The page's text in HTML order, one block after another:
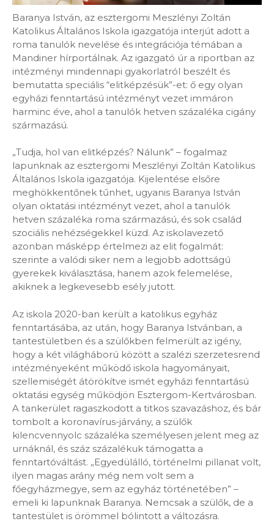
Baranya István, az esztergomi Meszlényi Zoltán
Katolikus Általános Iskola igazgatója interjút adott a
roma tanulók nevelése és integrációja témában a
Mandiner hírportálnak. Az igazgató úr a riportban az
intézményi mindennapi gyakorlatról beszélt és
bemutatta speciális “elitképzésük”-et: ő egy olyan
egyházi fenntartású intézményt vezet immáron
harminc éve, ahol a tanulók hetven százaléka cigány
származású.
„Tudja, hol van elitképzés? Nálunk” – fogalmaz
lapunknak az esztergomi Meszlényi Zoltán Katolikus
Általános Iskola igazgatója. Kijelentése elsőre
meghökkentőnek tűnhet, ugyanis Baranya István
olyan oktatási intézményt vezet, ahol a tanulók
hetven százaléka roma származású, és sok család
szociális nehézségekkel küzd. Az iskolavezető
azonban másképp értelmezi az elit fogalmát:
szerinte a valódi siker nem a legjobb adottságú
gyerekek kiválasztása, hanem azok felemelése,
akiknek a legkevesebb esély jutott.
Az iskola 2020-ban került a katolikus egyház
fenntartásába, az után, hogy Baranya Istvánban, a
tantestületben és a szülőkben felmerült az igény,
hogy a két világháború között a szalézi szerzetesrend
intézményeként működő iskola hagyományait,
szellemiségét átörökítve ismét egyházi fenntartású
oktatási egység működjön Esztergom-Kertvárosban.
A tankerület ragaszkodott a titkos szavazáshoz, és bár
tombolt a koronavírus-járvány, a szülők
kilencvennyolc százaléka személyesen jelent meg az
urnáknál, és száz százalékuk támogatta a
fenntartóváltást. „Egyedülálló, történelmi pillanat volt,
ilyen magas arány még nem volt sem a
főegyházmegye, sem az egyház történetében” –
emeli ki lapunknak Baranya. Nemcsak a szülők, de a
tantestület is örömmel bólintott a változásra.